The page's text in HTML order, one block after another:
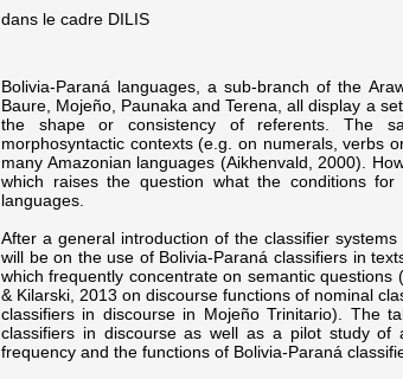
dans le cadre DILIS
Bolivia-Paraná languages, a sub-branch of the
Baure, Mojeño, Paunaka and Terena, all display a
the shape or consistency of referents. The
morphosyntactic contexts (e.g. on numerals, verbs
many Amazonian languages (Aikhenvald, 2000).
which raises the question what the conditions
languages.
After a general introduction of the classifier
will be on the use of Bolivia-Paraná classifiers in
which frequently concentrate on semantic
& Kilarski, 2013 on discourse functions of nominal
classifiers in discourse in Mojeño Trinitario). The
classifiers in discourse as well as a pilot study
frequency and the functions of Bolivia-Paraná